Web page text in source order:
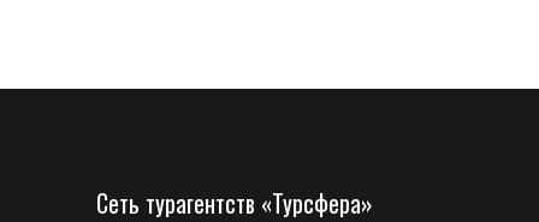
Сеть турагентств «Турсфера»